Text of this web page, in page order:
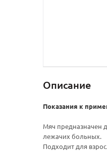
Описание
Показания к
Мяч предназначен
лежачих больных.
Подходит для